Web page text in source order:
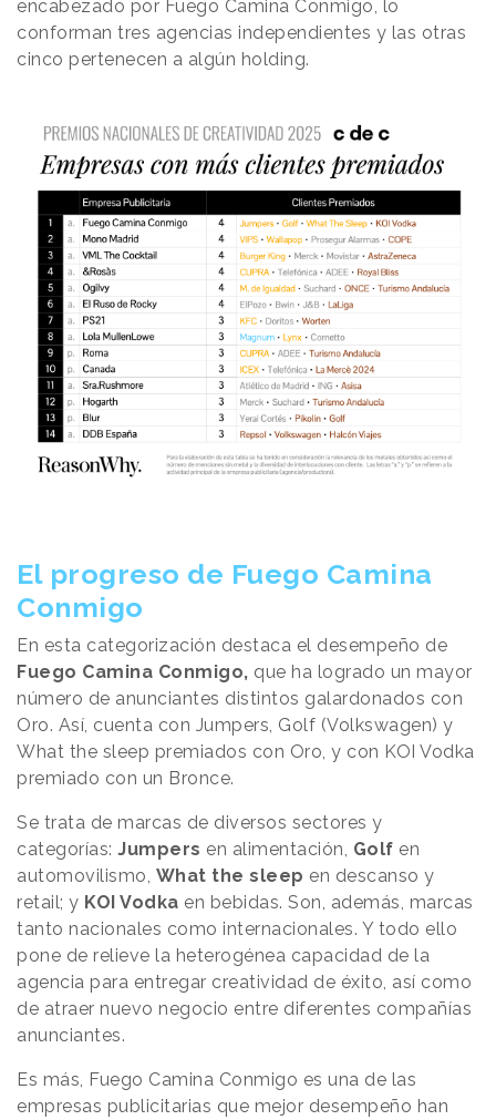
encabezado por Fuego Camina Conmigo, lo
conforman tres agencias independientes y las otras
cinco pertenecen a algún holding.
El progreso de Fuego Camina
Conmigo
En esta categorización destaca el desempeño de
Fuego Camina Conmigo, que ha logrado un mayor
número de anunciantes distintos galardonados con
Oro. Así, cuenta con Jumpers, Golf (Volkswagen) y
What the sleep premiados con Oro, y con KOI Vodka
premiado con un Bronce.
Se trata de marcas de diversos sectores y
categorías: Jumpers en alimentación, Golf en
automovilismo, What the sleep en descanso y
retail; y KOI Vodka en bebidas. Son, además, marcas
tanto nacionales como internacionales. Y todo ello
pone de relieve la heterogénea capacidad de la
agencia para entregar creatividad de éxito, así como
de atraer nuevo negocio entre diferentes compañías
anunciantes.
Es más, Fuego Camina Conmigo es una de las
empresas publicitarias que mejor desempeño han